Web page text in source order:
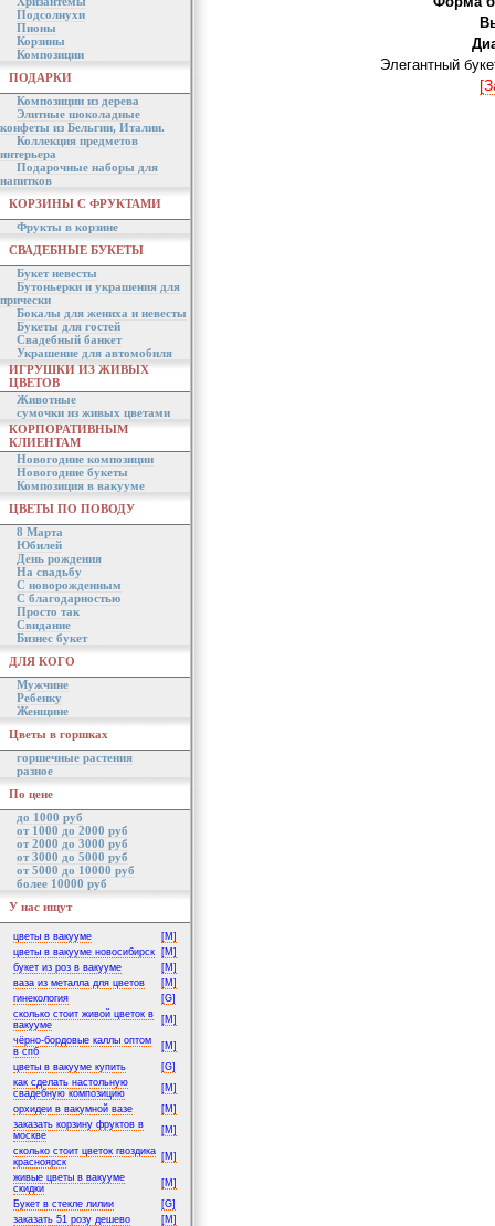
Подсолнухи
Пионы
Корзины
Композиции
ПОДАРКИ
Композиции из дерева
Элитные шоколадные
конфеты из Бельгии, Италии.
Коллекция предметов
интерьера
Подарочные наборы для
напитков
КОРЗИНЫ С ФРУКТАМИ
Фрукты в корзине
СВАДЕБНЫЕ БУКЕТЫ
Букет невесты
Бутоньерки и украшения для
прически
Бокалы для жениха и невесты
Букеты для гостей
Свадебный банкет
Украшение для автомобиля
ИГРУШКИ ИЗ ЖИВЫХ
ЦВЕТОВ
Животные
сумочки из живых цветами
КОРПОРАТИВНЫМ
КЛИЕНТАМ
Новогодние композиции
Новогодние букеты
Композиция в вакууме
ЦВЕТЫ ПО ПОВОДУ
8 Марта
Юбилей
День рождения
На свадьбу
С новорожденным
С благодарностью
Просто так
Свидание
Бизнес букет
ДЛЯ КОГО
Мужчине
Ребенку
Женщине
Цветы в горшках
горшечные растения
разное
По цене
до 1000 руб
от 1000 до 2000 руб
от 2000 до 3000 руб
от 3000 до 5000 руб
от 5000 до 10000 руб
более 10000 руб
У нас ищут
цветы в вакууме
[M]
цветы в вакууме новосибирск
[M]
букет из роз в вакууме
[M]
ваза из металла для цветов
[M]
гинекология
[G]
сколько стоит живой цветок в
вакууме
[M]
чёрно-бордовые каллы оптом
в спб
[M]
цветы в вакууме купить
[G]
как сделать настольную
свадебную композицию
[M]
орхидеи в вакумной вазе
[M]
заказать корзину фруктов в
москве
[M]
сколько стоит цветок гвоздика
красноярск
[M]
живые цветы в вакууме
скидки
[M]
Букет в стекле лилии
[G]
заказать 51 розу дешево
[M]
Элегантный